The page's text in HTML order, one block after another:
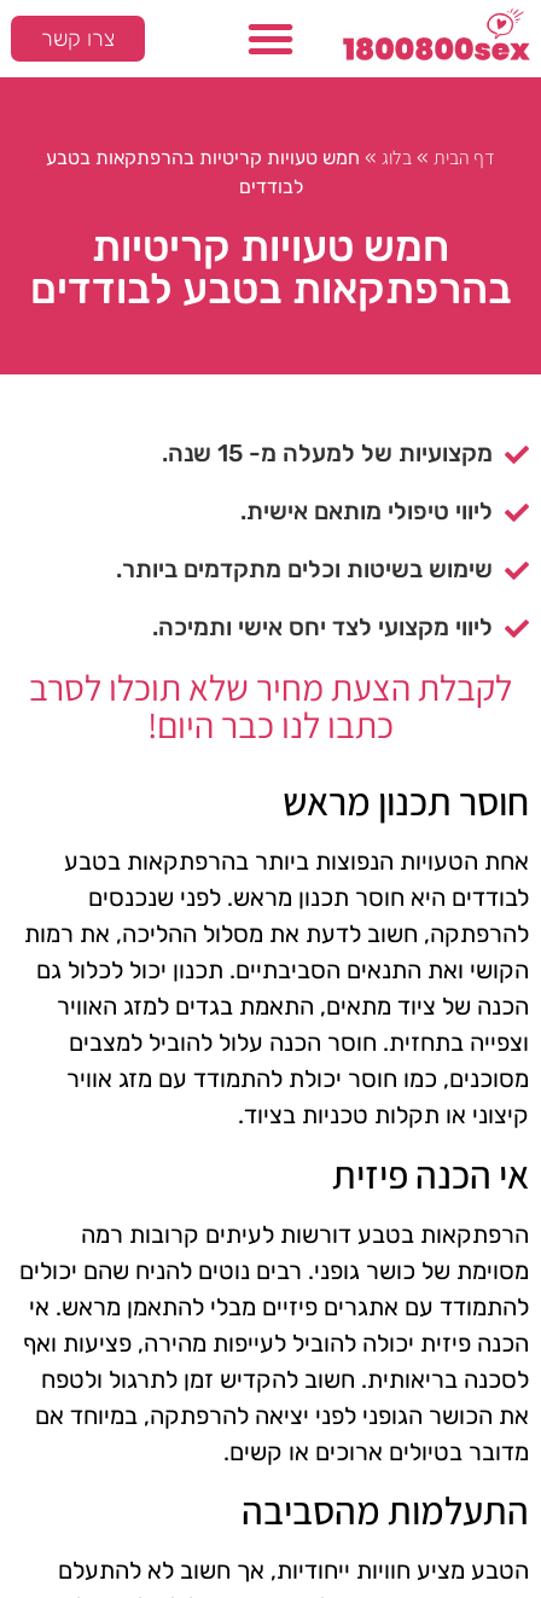
צרו קשר
דף הבית » בלוג » חמש טעויות קריטיות בהרפתקאות בטבע
לבודדים
חמש טעויות קריטיות
בהרפתקאות בטבע לבודדים
מקצועיות של למעלה מ- 15 שנה.
ליווי טיפולי מותאם אישית.
שימוש בשיטות וכלים מתקדמים ביותר.
ליווי מקצועי לצד יחס אישי ותמיכה.
לקבלת הצעת מחיר שלא תוכלו לסרב
כתבו לנו כבר היום!
חוסר תכנון מראש
אחת הטעויות הנפוצות ביותר בהרפתקאות בטבע
לבודדים היא חוסר תכנון מראש. לפני שנכנסים
להרפתקה, חשוב לדעת את מסלול ההליכה, את רמות
הקושי ואת התנאים הסביבתיים. תכנון יכול לכלול גם
הכנה של ציוד מתאים, התאמת בגדים למזג האוויר
וצפייה בתחזית. חוסר הכנה עלול להוביל למצבים
מסוכנים, כמו חוסר יכולת להתמודד עם מזג אוויר
קיצוני או תקלות טכניות בציוד.
אי הכנה פיזית
הרפתקאות בטבע דורשות לעיתים קרובות רמה
מסוימת של כושר גופני. רבים נוטים להניח שהם יכולים
להתמודד עם אתגרים פיזיים מבלי להתאמן מראש. אי
הכנה פיזית יכולה להוביל לעייפות מהירה, פציעות ואף
לסכנה בריאותית. חשוב להקדיש זמן לתרגול ולטפח
את הכושר הגופני לפני יציאה להרפתקה, במיוחד אם
מדובר בטיולים ארוכים או קשים.
התעלמות מהסביבה
הטבע מציע חוויות ייחודיות, אך חשוב לא להתעלם